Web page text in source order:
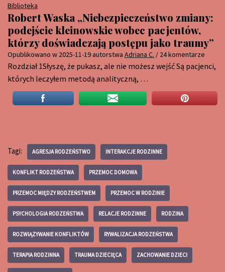
Biblioteka
Robert Waska „Niebezpieczeństwo zmiany:
podejście kleinowskie wobec pacjentów,
którzy doświadczają postępu jako traumy”
Opublikowano w 2025-11-19autorstwa Adriana C. / 24 komentarze
Rozdział 1Słyszę, że pukasz, ale nie możesz wejść Są pacjenci,
których leczyłem metodą analityczną, …
Tagi: AGRESJA RODZEŃSTWO INTERAKCJE RODZINNE
KONFLIKT RODZEŃSTWA PRZEMOC DOMOWA
PRZEMOC MIĘDZY RODZEŃSTWEM PRZEMOC W RODZINIE
PSYCHOLOGIA RODZEŃSTWA RELACJE RODZINNE RODZINA
ROZWIĄZYWANIE KONFLIKTÓW RYWALIZACJA RODZEŃSTWA
TERAPIA RODZINNA TRAUMA DZIECIĘCA ZACHOWANIE DZIECI